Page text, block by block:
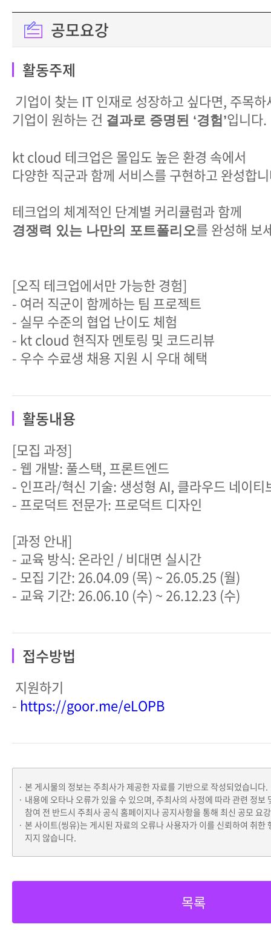
공모요강
활동주제
기업이 찾는 IT 인재로 성장하고 싶다면, 주목
기업이 원하는 건 결과로 증명된 ‘경험’입니다.
kt cloud 테크업은 몰입도 높은 환경 속에서
다양한 직군과 함께 서비스를 구현하고 완성합
테크업의 체계적인 단계별 커리큘럼과 함께
경쟁력 있는 나만의 포트폴리오를 완성해 보
[오직 테크업에서만 가능한 경험]
- 여러 직군이 함께하는 팀 프로젝트
- 실무 수준의 협업 난이도 체험
- kt cloud 현직자 멘토링 및 코드리뷰
- 우수 수료생 채용 지원 시 우대 혜택
활동내용
[모집 과정]
- 웹 개발: 풀스택, 프론트엔드
- 인프라/혁신 기술: 생성형 AI, 클라우드 네이티
- 프로덕트 전문가: 프로덕트 디자인
[과정 안내]
- 교육 방식: 온라인 / 비대면 실시간
- 모집 기간: 26.04.09 (목) ~ 26.05.25 (월)
- 교육 기간: 26.06.10 (수) ~ 26.12.23 (수)
접수방법
지원하기
- https://goor.me/eLOPB
본 게시물의 정보는 주최사가 제공한 자료를 기반으로 작성되었습니다.
내용에 오타나 오류가 있을 수 있으며, 주최사의 사정에 따라 관련 정보
참여 전 반드시 주최사 공식 홈페이지나 공지사항을 통해 최신 공모 요
본 사이트(씽유)는 게시된 자료의 오류나 사용자가 이를 신뢰하여 취한
지지 않습니다.
목록